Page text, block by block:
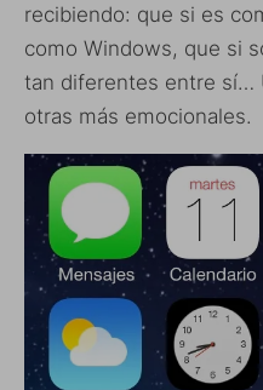
recibiendo: que si es
como Windows, que si
tan diferentes entre sí…
otras más emocionales.